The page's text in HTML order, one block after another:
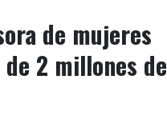
de mujeres
2 millones de